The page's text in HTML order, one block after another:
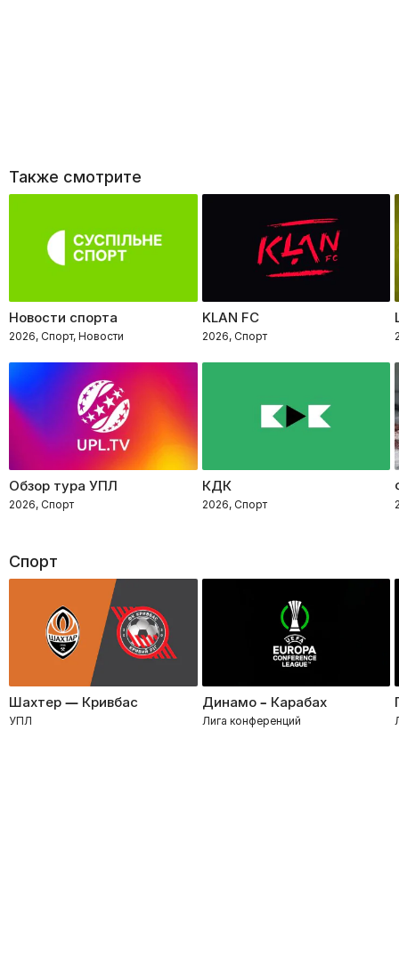
Также смотрите
Новости спорта
2026, Спорт, Новости
KLAN FC
2026, Спорт
Обзор тура УПЛ
2026, Спорт
КДК
2026, Спорт
Спорт
Шахтер — Кривбас
УПЛ
Динамо – Карабах
Лига конференций